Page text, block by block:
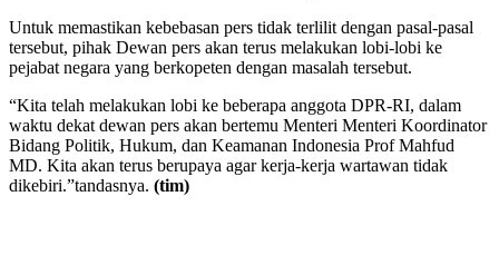
Untuk memastikan kebebasan pers tidak terlilit dengan pasal-pasal
tersebut, pihak Dewan pers akan terus melakukan lobi-lobi ke
pejabat negara yang berkopeten dengan masalah tersebut.
“Kita telah melakukan lobi ke beberapa anggota DPR-RI, dalam
waktu dekat dewan pers akan bertemu Menteri Menteri Koordinator
Bidang Politik, Hukum, dan Keamanan Indonesia Prof Mahfud
MD. Kita akan terus berupaya agar kerja-kerja wartawan tidak
dikebiri.”tandasnya. (tim)